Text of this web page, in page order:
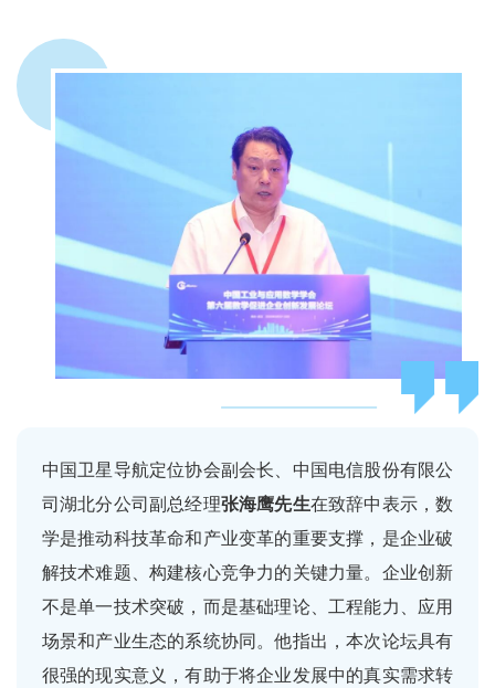
中国卫星导航定位协会副会长、中国电信股份有限公
司湖北分公司副总经理张海鹰先生在致辞中表示，数
学是推动科技革命和产业变革的重要支撑，是企业破
解技术难题、构建核心竞争力的关键力量。企业创新
不是单一技术突破，而是基础理论、工程能力、应用
场景和产业生态的系统协同。他指出，本次论坛具有
很强的现实意义，有助于将企业发展中的真实需求转